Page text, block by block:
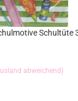
Schultüte
abweichend)